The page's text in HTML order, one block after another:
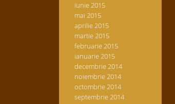
iunie 2015
mai 2015
aprilie 2015
martie 2015
februarie 2015
ianuarie 2015
decembrie 2014
noiembrie 2014
octombrie 2014
septembrie 2014